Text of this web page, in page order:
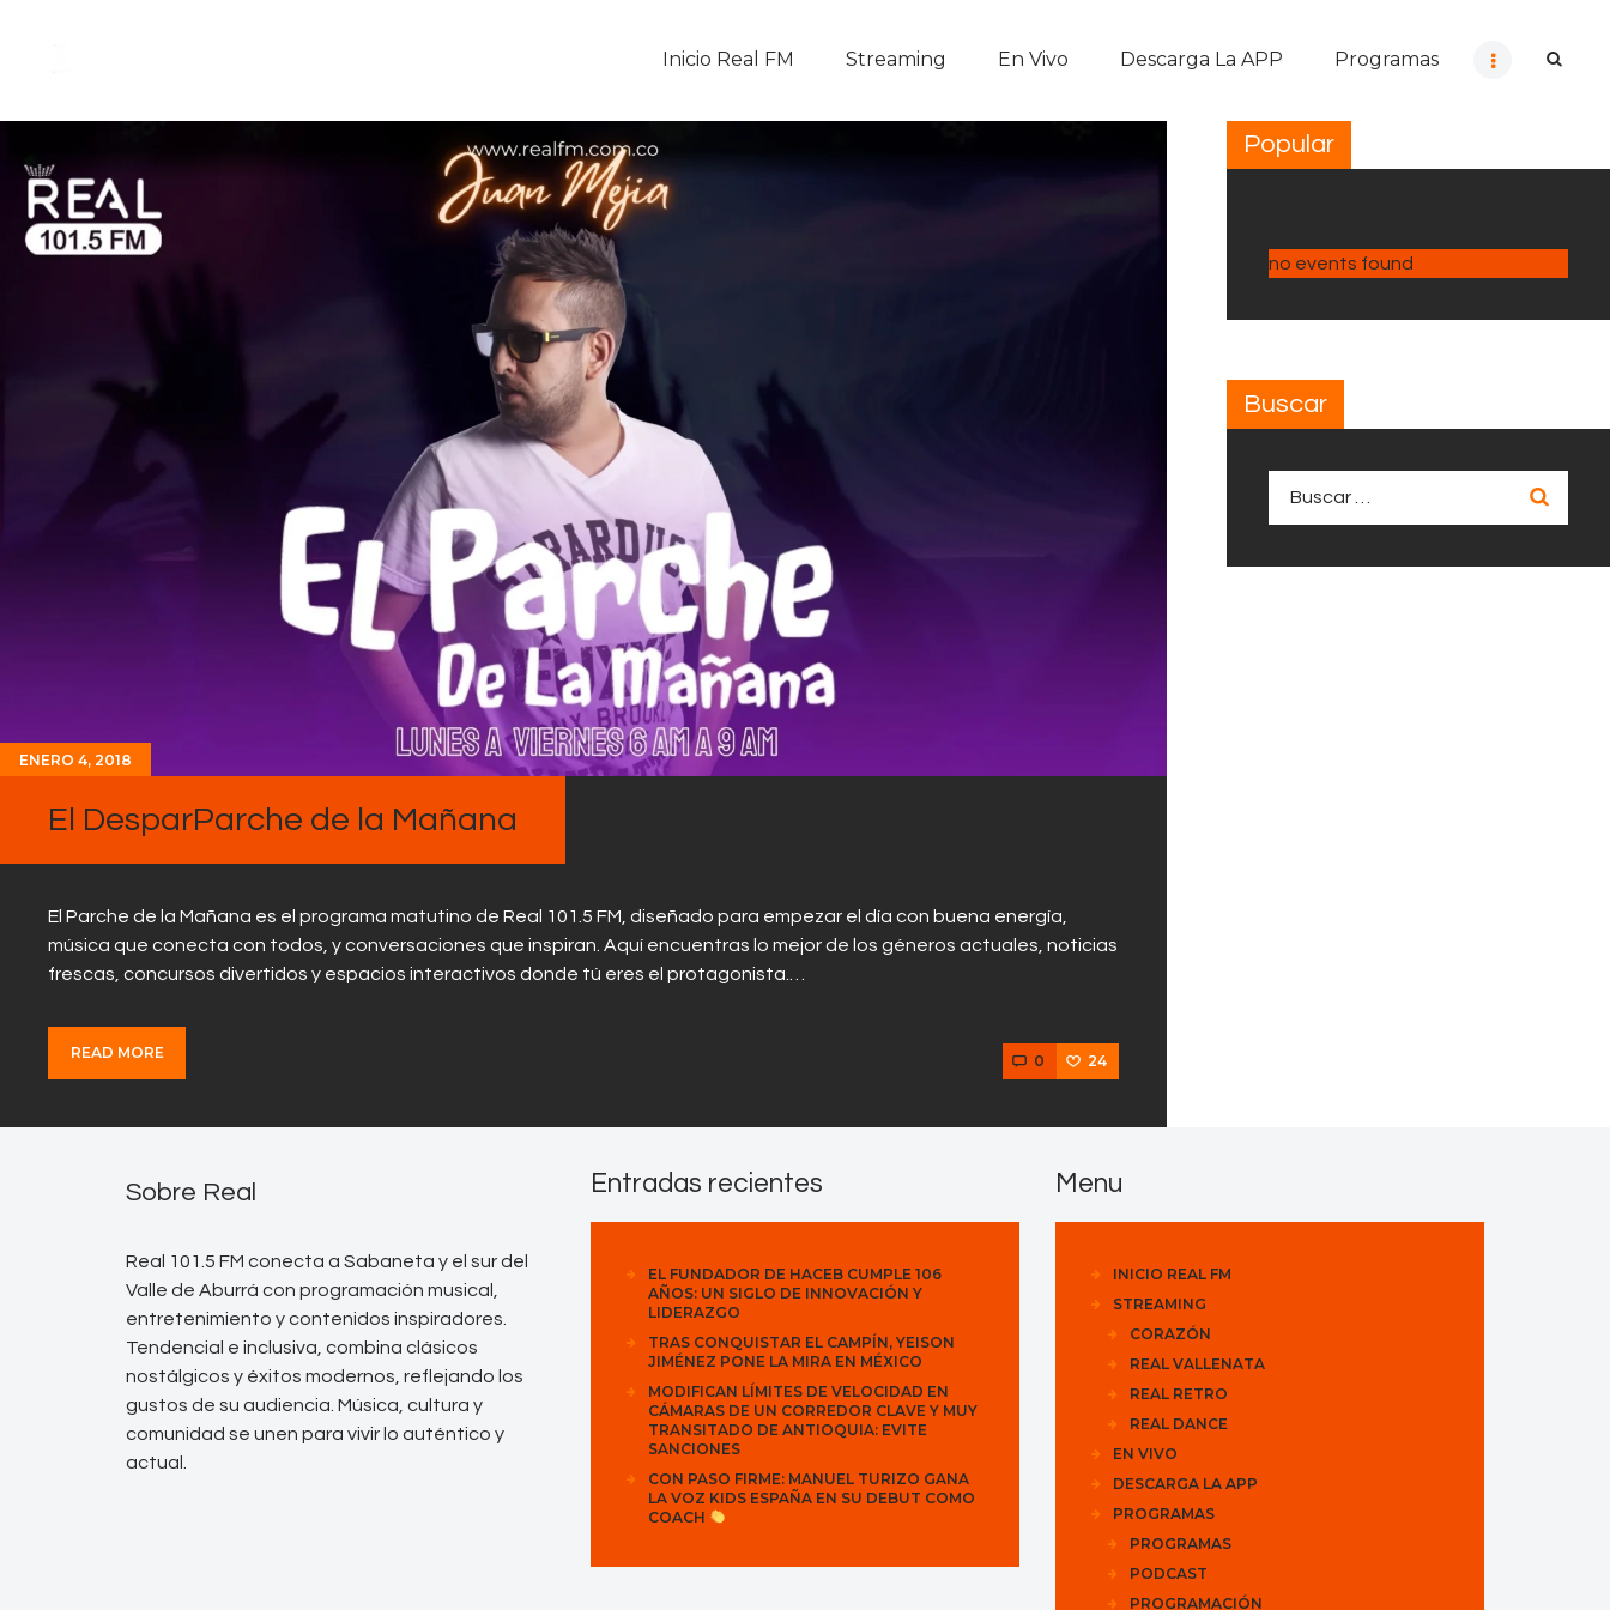
Inicio Real FM Streaming En Vivo Descarga La APP Programas
En Vivo
Descarga La APP
Programas
Noticias
Equipo
Sobre Nosotros
Contactos
ENERO 4, 2018
El DesparParche de la Mañana
El Parche de la Mañana es el programa matutino de Real 101.5 FM, diseñado para empezar el día con buena energía,
música que conecta con todos, y conversaciones que inspiran. Aquí encuentras lo mejor de los géneros actuales, noticias
frescas, concursos divertidos y espacios interactivos donde tú eres el protagonista.…
READ MORE 0 24
Popular
no events found
Buscar
Sobre Real
Real 101.5 FM conecta a Sabaneta y el sur del
Valle de Aburrá con programación musical,
entretenimiento y contenidos inspiradores.
Tendencial e inclusiva, combina clásicos
nostálgicos y éxitos modernos, reflejando los
gustos de su audiencia. Música, cultura y
comunidad se unen para vivir lo auténtico y
actual.
Entradas recientes
EL FUNDADOR DE HACEB CUMPLE 106
AÑOS: UN SIGLO DE INNOVACIÓN Y
LIDERAZGO
TRAS CONQUISTAR EL CAMPÍN, YEISON
JIMÉNEZ PONE LA MIRA EN MÉXICO
MODIFICAN LÍMITES DE VELOCIDAD EN
CÁMARAS DE UN CORREDOR CLAVE Y MUY
TRANSITADO DE ANTIOQUIA: EVITE
SANCIONES
CON PASO FIRME: MANUEL TURIZO GANA
LA VOZ KIDS ESPAÑA EN SU DEBUT COMO
COACH
Menu
INICIO REAL FM
STREAMING
CORAZÓN
REAL VALLENATA
REAL RETRO
REAL DANCE
EN VIVO
DESCARGA LA APP
PROGRAMAS
PROGRAMAS
PODCAST
PROGRAMACIÓN